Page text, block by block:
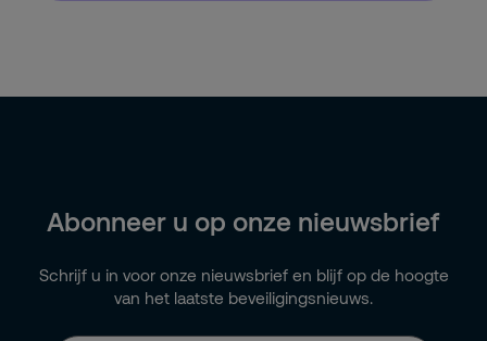
HR
Abonneer u op onze nieuwsbrief
Schrijf u in voor onze nieuwsbrief en blijf op de hoogte
van het laatste beveiligingsnieuws.